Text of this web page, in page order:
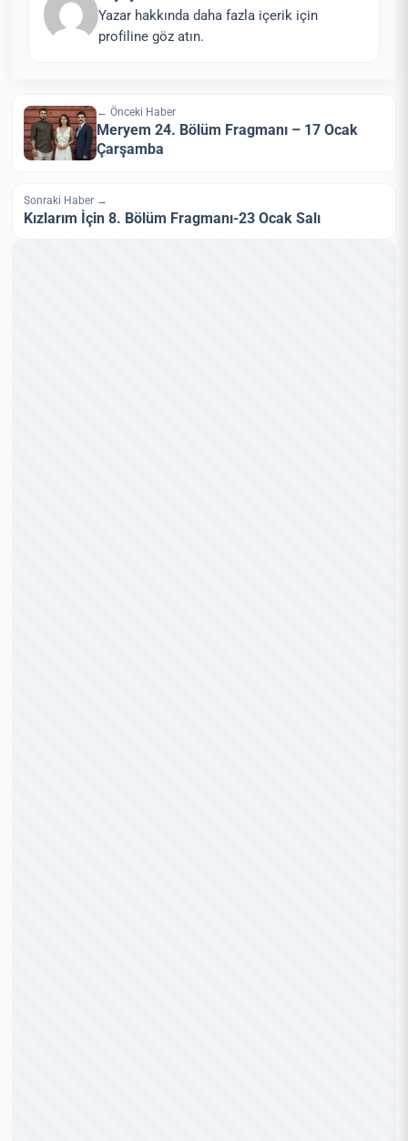
Yazar hakkında daha fazla içerik için
profiline göz atın.
← Önceki Haber
Meryem 24. Bölüm Fragmanı – 17 Ocak
Çarşamba
Sonraki Haber →
Kızlarım İçin 8. Bölüm Fragmanı-23 Ocak Salı